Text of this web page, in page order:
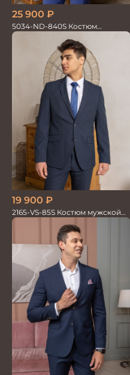
25 900 ₽
5034-ND-840S Костюм
мужской двойка
19 900 ₽
2165-VS-85S Костюм мужской
двойка